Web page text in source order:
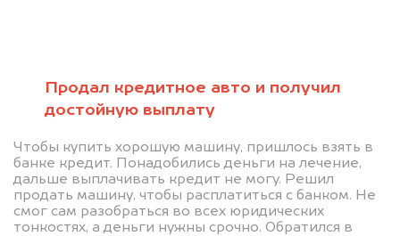
Продал кредитное авто и получил
достойную выплату
Чтобы купить хорошую машину, пришлось взять в
банке кредит. Понадобились деньги на лечение,
дальше выплачивать кредит не могу. Решил
продать машину, чтобы расплатиться с банком. Не
смог сам разобраться во всех юридических
тонкостях, а деньги нужны срочно. Обратился в
Мы проконсультируем вас и
автомобиля.